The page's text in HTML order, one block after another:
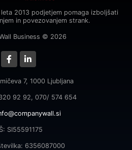
2013 podjetjem pomaga izboljšati
in povezovanjem strank.
Business © 2026
7, 1000 Ljubljana
92 92, 070/ 574 654
SI55591175
6356087000